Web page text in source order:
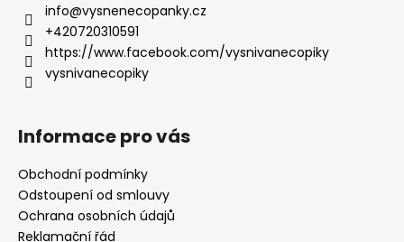
info@vysnenecopanky.cz
+420720310591
https://www.facebook.com/vysnivanecopiky
vysnivanecopiky
Informace pro vás
Obchodní podmínky
Odstoupení od smlouvy
Ochrana osobních údajů
Reklamační řád